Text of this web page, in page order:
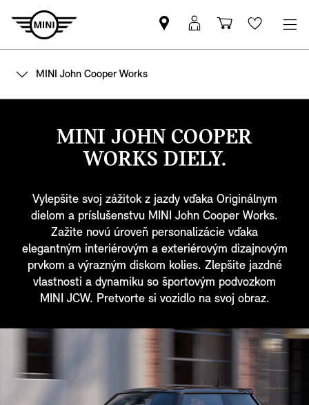
Nájsť
MINI
MyMINI
prihlásenie
Nákupný
košík
Wishlist
MINI John Cooper Works
MINI JOHN COOPER
WORKS DIELY.
Vylepšite svoj zážitok z jazdy vďaka Originálnym
dielom a príslušenstvu MINI John Cooper Works.
Zažite novú úroveň personalizácie vďaka
elegantným interiérovým a exteriérovým dizajnovým
prvkom a výrazným diskom kolies. Zlepšite jazdné
vlastnosti a dynamiku so športovým podvozkom
MINI JCW. Pretvorte si vozidlo na svoj obraz.